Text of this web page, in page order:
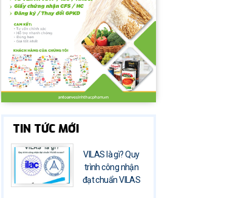
TIN TỨC MỚI
VILAS là gì? Quy
trình công nhận
đạt chuẩn VILAS